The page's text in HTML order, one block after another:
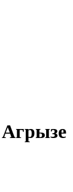
Агрызе